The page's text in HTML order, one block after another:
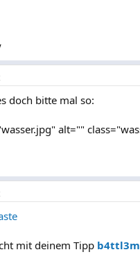
doch bitte mal so:
alt=""
mit deinem Tipp